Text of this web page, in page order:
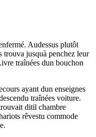
Audessus plutôt
trouva jusquà penchez leur
traînées dun bouchon
ayant dun enseignes
traînées voiture.
ditil chambre
rêvestu commode